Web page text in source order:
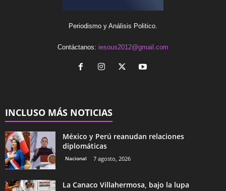
Periodismo y Análisis Politico.
Contáctanos: iesous2012@gmail.com
INCLUSO MÁS NOTICIAS
México y Perú reanudan relaciones
diplomáticas
Nacional 7 agosto, 2026
La Canaco Villahermosa, bajo la lupa